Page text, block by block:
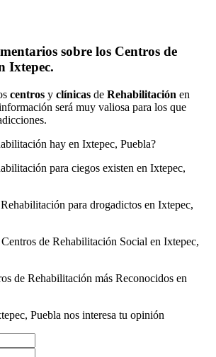
sobre los Centros de
Ixtepec.
centros y clínicas de Rehabilitación en
será muy valiosa para los que
hay en Ixtepec, Puebla?
para ciegos existen en Ixtepec,
para drogadictos en Ixtepec,
de Rehabilitación Social en Ixtepec,
de Rehabilitación más Reconocidos en
Puebla nos interesa tu opinión